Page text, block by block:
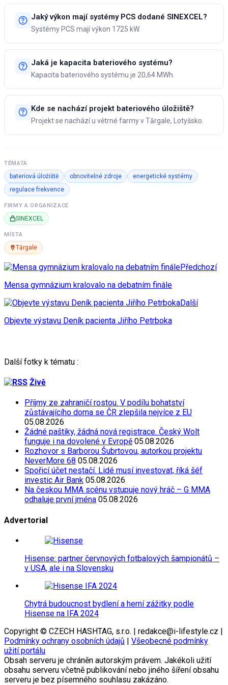
Jaký výkon mají systémy PCS dodané SINEXCEL?
Systémy PCS mají výkon 1725 kW.
Jaká je kapacita bateriového systému?
Kapacita bateriového systému je 20,64 MWh.
Kde se nachází projekt bateriového úložiště?
Projekt se nachází u větrné farmy v Tārgale, Lotyšsko.
TÉMATA
bateriová úložiště obnovitelné zdroje
energetické systémy
regulace frekvence
FIRMY A ORGANIZACE
SINEXCEL
MÍSTA
Tārgale
Předchozí
Mensa gymnázium kralovalo na debatním finále
Další
Objevte výstavu Deník pacienta Jiřího Petrboka
Další fotky k tématu :
Živě
Příjmy ze zahraničí rostou. V podílu bohatství
zůstávajícího doma se ČR zlepšila nejvíce z EU
05.08.2026
Žádné paštiky, žádná nová registrace. Český Wolt
funguje i na dovolené v Evropě 05.08.2026
Rozhovor s Barborou Šubrtovou, autorkou projektu
NeverMore 68 05.08.2026
Spořicí účet nestačí. Lidé musí investovat, říká šéf
investic Air Bank 05.08.2026
Na českou MMA scénu vstupuje nový hráč – G MMA
odhaluje první jména 05.08.2026
Advertorial
Hisense: partner červnových fotbalových šampionátů –
v USA, ale i na Slovensku
Chytrá budoucnost bydlení a herní zážitky podle
Hisense na IFA 2024
Copyright © CZECH HASHTAG, s.r.o. | redakce@i-lifestyle.cz |
Podmínky ochrany osobních údajů | Všeobecné podmínky
užití portálu
Obsah serveru je chráněn autorským právem. Jakékoli užití
obsahu serveru včetně publikování nebo jiného šíření obsahu
serveru je bez písemného souhlasu zakázáno.